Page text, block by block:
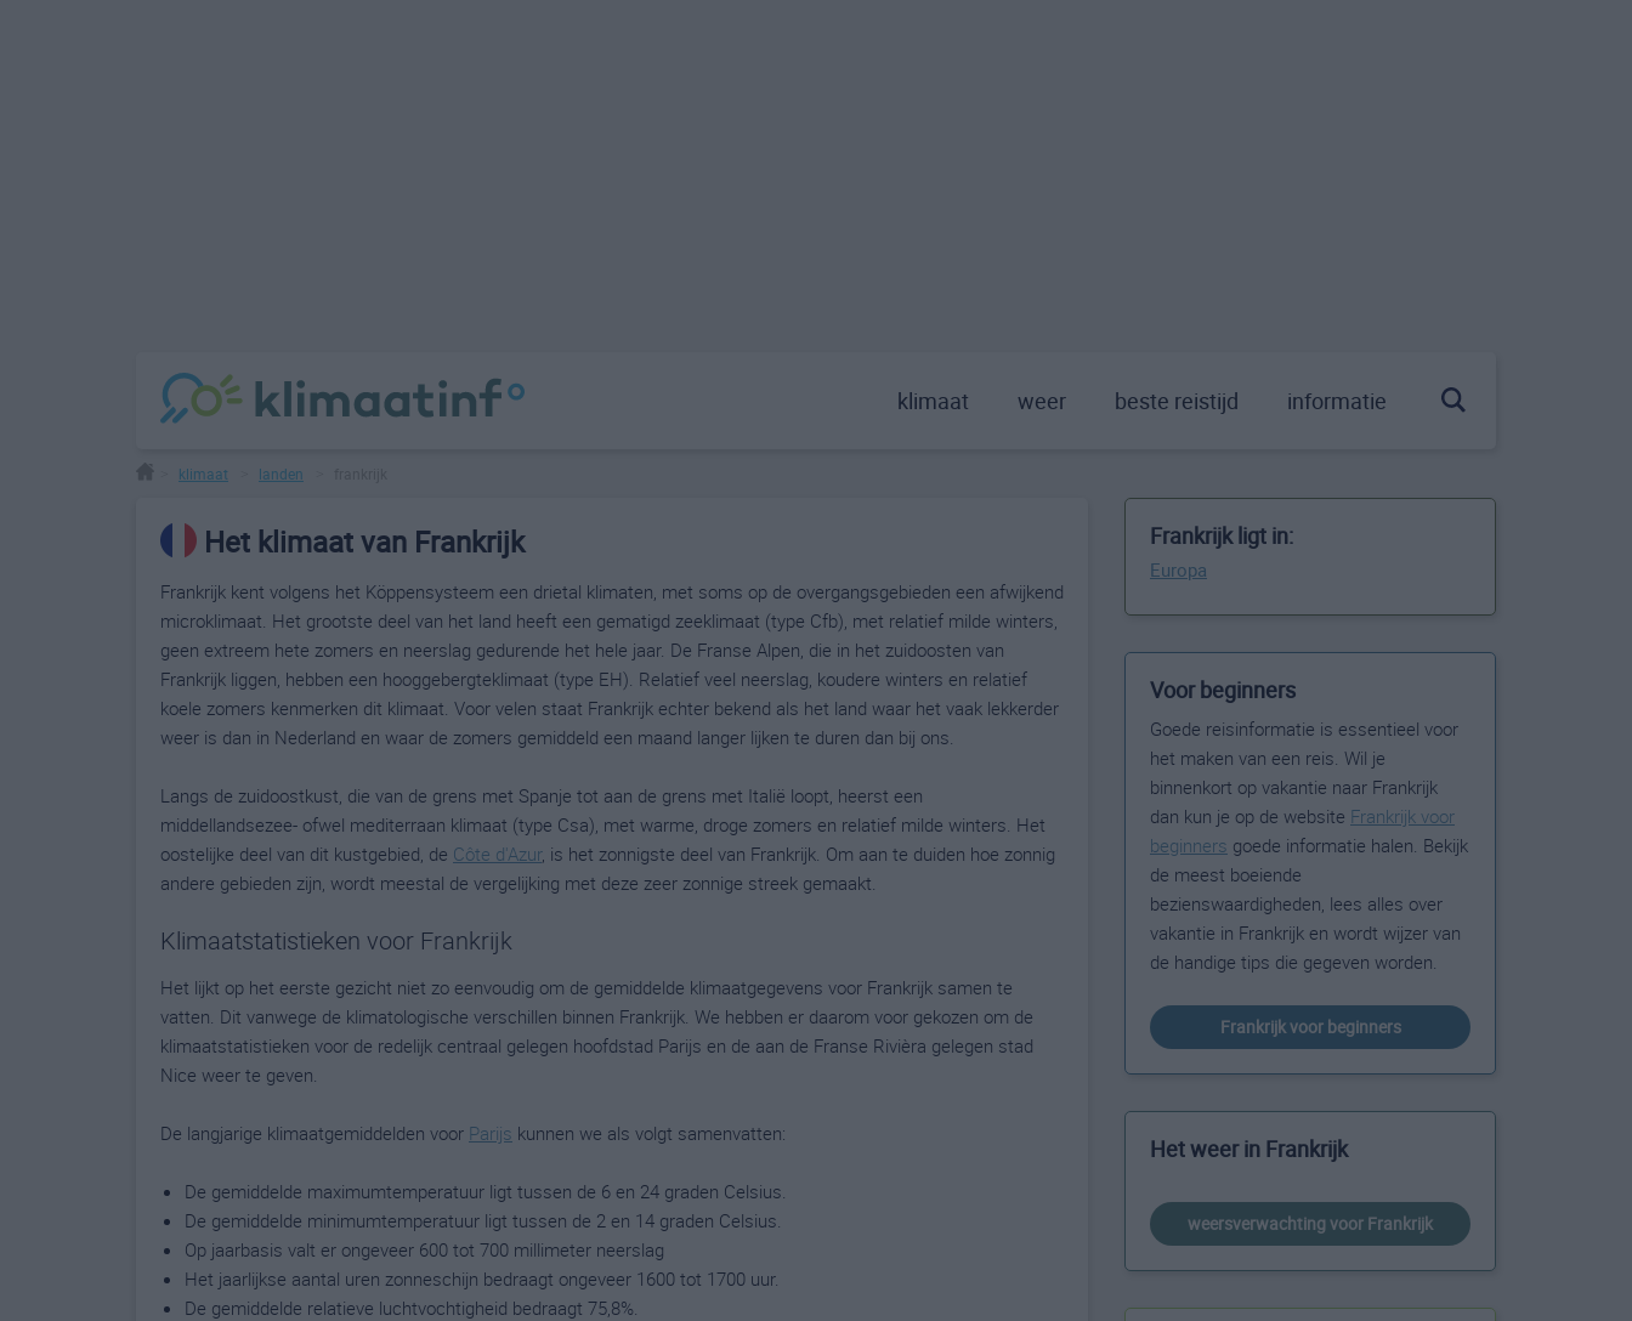
klimaat weer beste reistijd informatie
klimaat landen
Het klimaat van Frankrijk
Frankrijk kent volgens het Köppensysteem een drietal klimaten, met soms op de overgangsgebieden een afwijkend
microklimaat. Het grootste deel van het land heeft een gematigd zeeklimaat (type Cfb), met relatief milde winters,
geen extreem hete zomers en neerslag gedurende het hele jaar. De Franse Alpen, die in het zuidoosten van
Frankrijk liggen, hebben een hooggebergteklimaat (type EH). Relatief veel neerslag, koudere winters en relatief
koele zomers kenmerken dit klimaat. Voor velen staat Frankrijk echter bekend als het land waar het vaak lekkerder
weer is dan in Nederland en waar de zomers gemiddeld een maand langer lijken te duren dan bij ons.
Langs de zuidoostkust, die van de grens met Spanje tot aan de grens met Italië loopt, heerst een
middellandsezee- ofwel mediterraan klimaat (type Csa), met warme, droge zomers en relatief milde winters. Het
oostelijke deel van dit kustgebied, de Côte d'Azur, is het zonnigste deel van Frankrijk. Om aan te duiden hoe zonnig
andere gebieden zijn, wordt meestal de vergelijking met deze zeer zonnige streek gemaakt.
Klimaatstatistieken voor Frankrijk
Het lijkt op het eerste gezicht niet zo eenvoudig om de gemiddelde klimaatgegevens voor Frankrijk samen te
vatten. Dit vanwege de klimatologische verschillen binnen Frankrijk. We hebben er daarom voor gekozen om de
klimaatstatistieken voor de redelijk centraal gelegen hoofdstad Parijs en de aan de Franse Rivièra gelegen stad
Nice weer te geven.
De langjarige klimaatgemiddelden voor Parijs kunnen we als volgt samenvatten:
De gemiddelde maximumtemperatuur ligt tussen de 6 en 24 graden Celsius.
De gemiddelde minimumtemperatuur ligt tussen de 2 en 14 graden Celsius.
Op jaarbasis valt er ongeveer 600 tot 700 millimeter neerslag
Het jaarlijkse aantal uren zonneschijn bedraagt ongeveer 1600 tot 1700 uur.
De gemiddelde relatieve luchtvochtigheid bedraagt 75,8%.
Frankrijk ligt in:
Europa
Voor beginners
Goede reisinformatie is essentieel voor
het maken van een reis. Wil je
binnenkort op vakantie naar Frankrijk
dan kun je op de website Frankrijk voor
beginners goede informatie halen. Bekijk
de meest boeiende
bezienswaardigheden, lees alles over
vakantie in Frankrijk en wordt wijzer van
de handige tips die gegeven worden.
Frankrijk voor beginners
Het weer in Frankrijk
weersverwachting voor Frankrijk